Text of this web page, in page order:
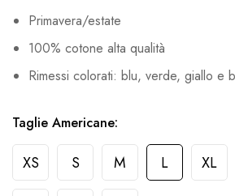
Primavera/estate
100% cotone alta qualità
Rimessi colorati: blu, verde, giallo e
Taglie Americane:
XS S M L XL